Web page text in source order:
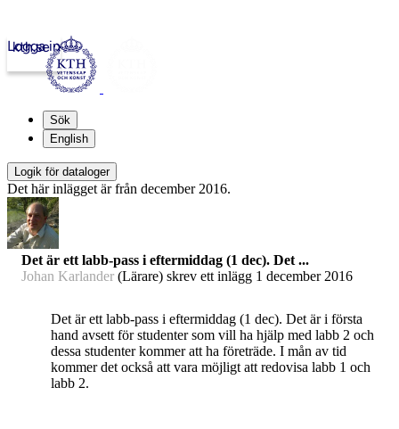
kth.se
Logga in
Sök
English
Logik för dataloger
Det här inlägget är från december 2016.
Det är ett labb-pass i eftermiddag (1 dec). Det ...
Johan Karlander (Lärare) skrev ett inlägg 1 december 2016
Det är ett labb-pass i eftermiddag (1 dec). Det är i första
hand avsett för studenter som vill ha hjälp med labb 2 och
dessa studenter kommer att ha företräde. I mån av tid
kommer det också att vara möjligt att redovisa labb 1 och
labb 2.